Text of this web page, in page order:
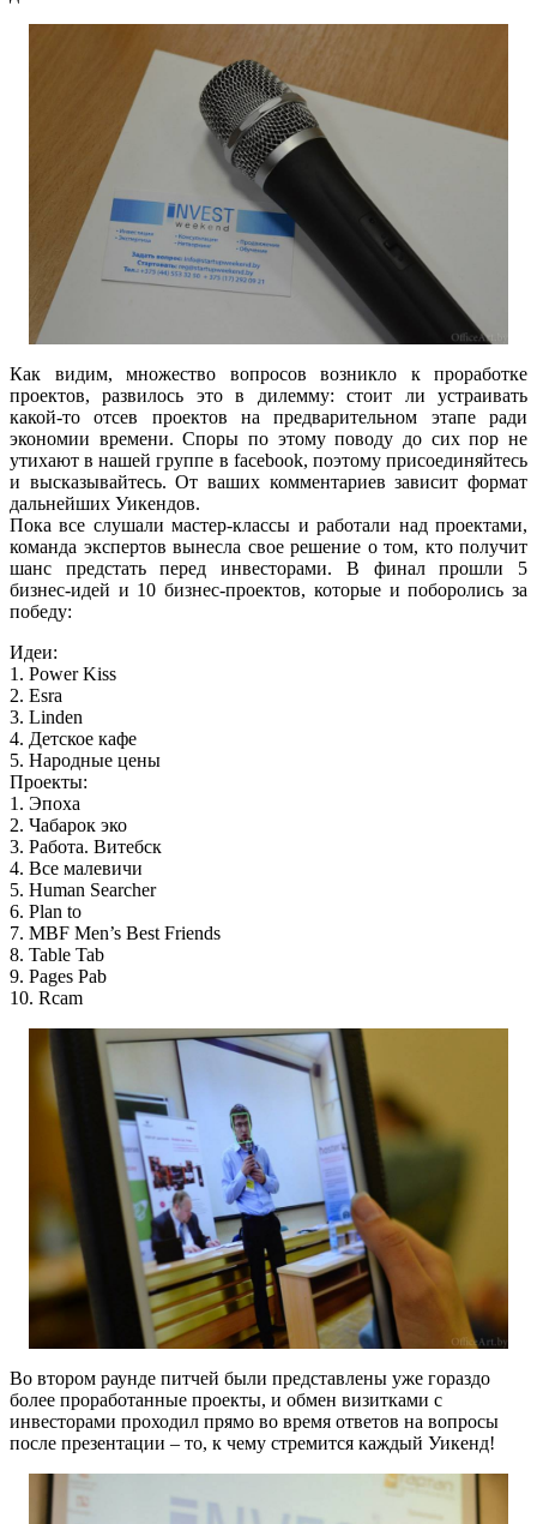
Как видим, множество вопросов возникло к проработке
проектов, развилось это в дилемму: стоит ли устраивать
какой-то отсев проектов на предварительном этапе ради
экономии времени. Споры по этому поводу до сих пор не
утихают в нашей группе в facebook, поэтому присоединяйтесь
и высказывайтесь. От ваших комментариев зависит формат
дальнейших Уикендов.
Пока все слушали мастер-классы и работали над проектами,
команда экспертов вынесла свое решение о том, кто получит
шанс предстать перед инвесторами. В финал прошли 5
бизнес-идей и 10 бизнес-проектов, которые и поборолись за
победу:
Идеи:
1. Power Kiss
2. Esra
3. Linden
4. Детское кафе
5. Народные цены
Проекты:
1. Эпоха
2. Чабарок эко
3. Работа. Витебск
4. Все малевичи
5. Human Searcher
6. Plan to
7. MBF Men’s Best Friends
8. Table Tab
9. Pages Pab
10. Rcam
Во втором раунде питчей были представлены уже гораздо
более проработанные проекты, и обмен визитками с
инвесторами проходил прямо во время ответов на вопросы
после презентации – то, к чему стремится каждый Уикенд!